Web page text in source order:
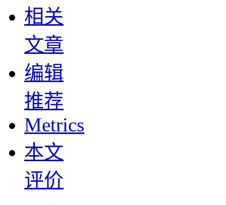
相关
文章
编辑
推荐
Metrics
本文
评价